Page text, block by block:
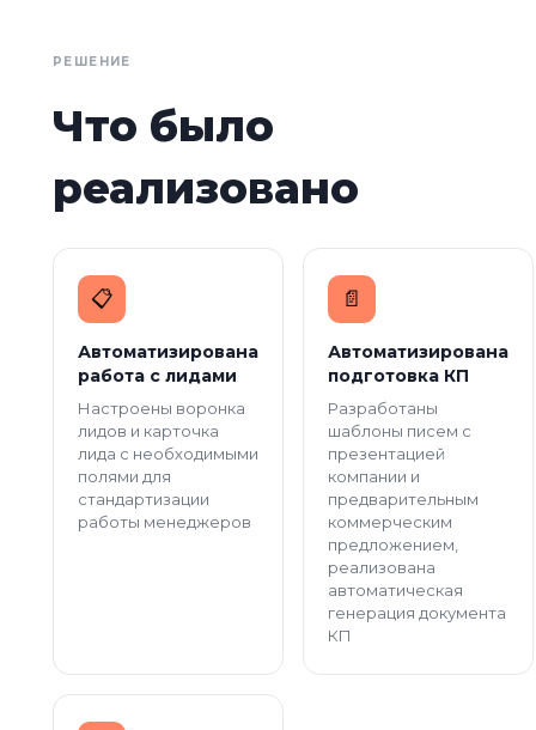
РЕШЕНИЕ
Что было
реализовано
📋
Автоматизирована
работа с лидами
Настроены воронка
лидов и карточка
лида с необходимыми
полями для
стандартизации
работы менеджеров
📄️
Автоматизирована
подготовка КП
Разработаны
шаблоны писем с
презентацией
компании и
предварительным
коммерческим
предложением,
реализована
автоматическая
генерация документа
КП